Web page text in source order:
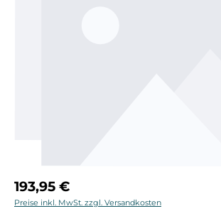
Regulärer Preis:
193,95 €
Preise inkl. MwSt. zzgl. Versandkosten